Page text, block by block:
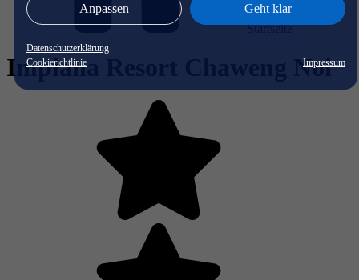
Anpassen Geht klar
Datenschutzerklärung
Cookierichtlinie
Impressum
Startseite
Impiana Resort Chaweng Noi